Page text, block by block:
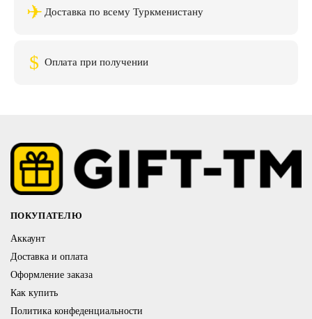
✈ Доставка по всему Туркменистану
$ Оплата при получении
ПОКУПАТЕЛЮ
Аккаунт
Доставка и оплата
Оформление заказа
Как купить
Политика конфеденциальности